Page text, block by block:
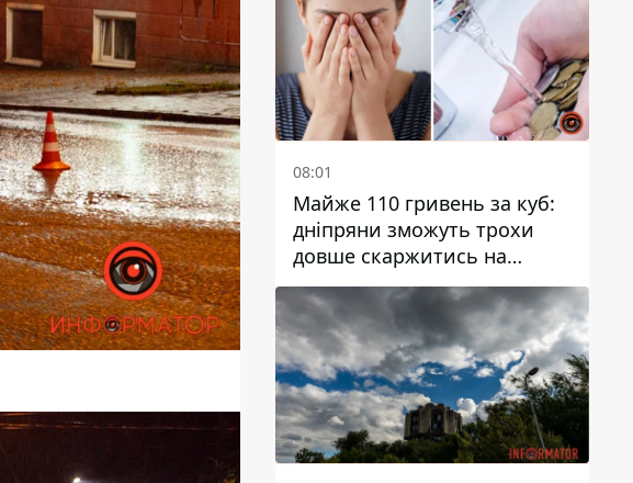
08:01
Майже 110 гривень за куб:
дніпряни зможуть трохи
довше скаржитись на
заплановані тарифи на воду
на 2027 рік